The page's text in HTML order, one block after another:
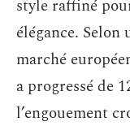
style raffiné
élégance.
marché
a progressé de
l’engouement